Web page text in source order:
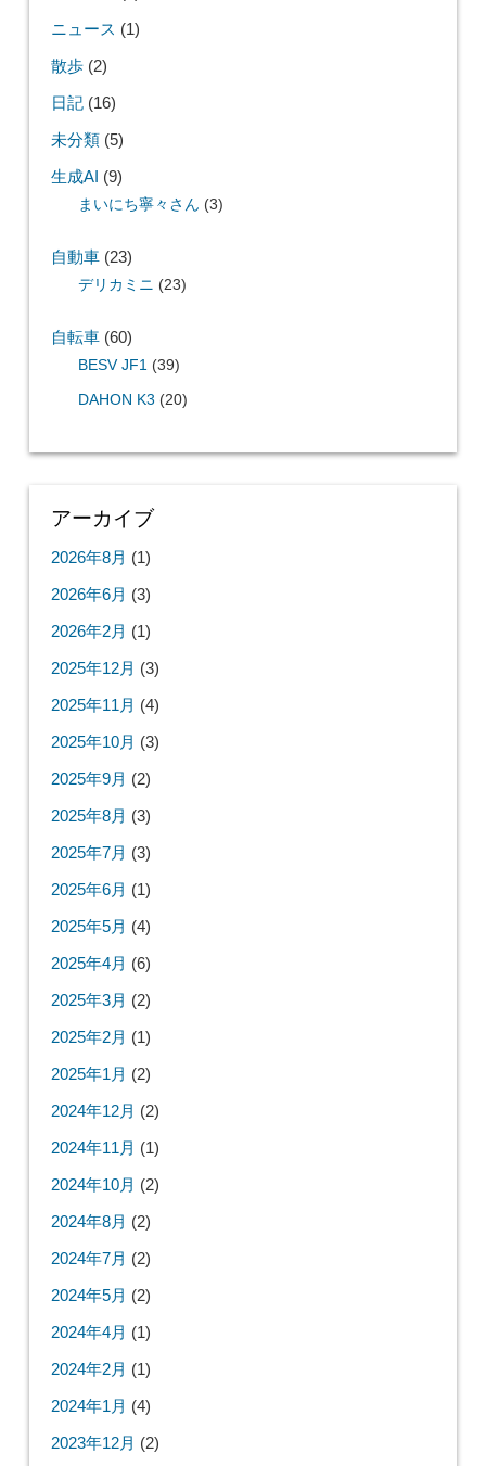
ニュース (1)
散歩(2)
日記(16)
未分類(5)
生成AI (9)
まいにち寧々さん (3)
自動車(23)
デリカミニ (23)
自転車(60)
BESV JF1 (39)
DAHON K3 (20)
アーカイブ
2026年8月 (1)
2026年6月 (3)
2026年2月 (1)
2025年12月 (3)
2025年11月 (4)
2025年10月 (3)
2025年9月 (2)
2025年8月 (3)
2025年7月 (3)
2025年6月 (1)
2025年5月 (4)
2025年4月 (6)
2025年3月 (2)
2025年2月 (1)
2025年1月 (2)
2024年12月 (2)
2024年11月 (1)
2024年10月 (2)
2024年8月 (2)
2024年7月 (2)
2024年5月 (2)
2024年4月 (1)
2024年2月 (1)
2024年1月 (4)
2023年12月 (2)